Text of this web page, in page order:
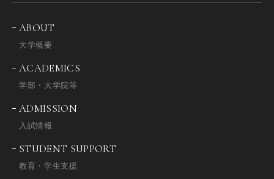
ABOUT
大学概要
ACADEMICS
学部・大学院等
ADMISSION
入試情報
STUDENT SUPPORT
教育・学生支援